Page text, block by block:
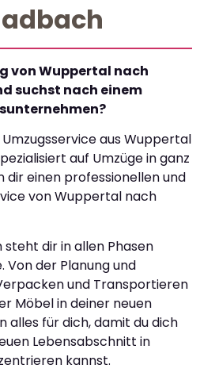
von Wuppertal nach
suchst nach einem
aus Wuppertal
auf Umzüge in ganz
dir einen professionellen und
von Wuppertal nach
dir in allen Phasen
Von der Planung und
und Transportieren
Möbel in deiner neuen
alles für dich, damit du dich
Lebensabschnitt in
kannst.